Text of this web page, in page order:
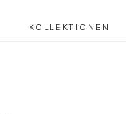
KOLLEKTIONEN